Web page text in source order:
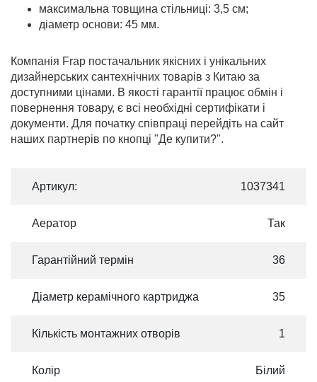
максимальна товщина стільниці: 3,5 см;
діаметр основи: 45 мм.
Компанія Frap постачальник якісних і унікальних
дизайнерських сантехнічних товарів з Китаю за
доступними цінами. В якості гарантії працює обмін і
повернення товару, є всі необхідні сертифікати і
документи. Для початку співпраці перейдіть на сайт
наших партнерів по кнопці "Де купити?".
Артикул: 1037341
Аератор Так
Гарантійний термін 36
Діаметр керамічного картриджа 35
Кількість монтажних отворів 1
Колір Білий